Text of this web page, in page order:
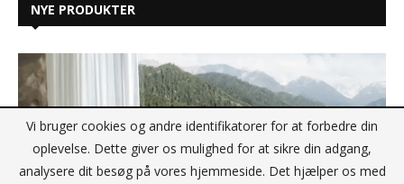
NYE PRODUKTER
Vi bruger cookies og andre identifikatorer for at forbedre din
oplevelse. Dette giver os mulighed for at sikre din adgang,
analysere dit besøg på vores hjemmeside. Det hjælper os med